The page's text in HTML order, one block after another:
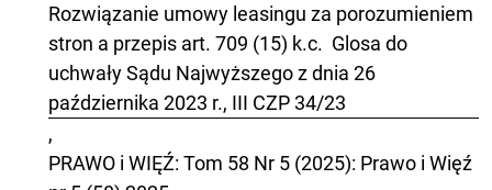
Rozwiązanie umowy leasingu za porozumieniem
stron a przepis art. 709 (15) k.c. Glosa do
uchwały Sądu Najwyższego z dnia 26
października 2023 r., III CZP 34/23
,
PRAWO i WIĘŹ: Tom 58 Nr 5 (2025): Prawo i Więź